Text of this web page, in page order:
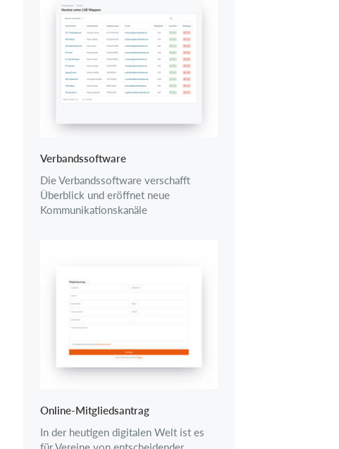
Verbandssoftware
Die Verbandssoftware verschafft
Überblick und eröffnet neue
Kommunikationskanäle
Online-Mitgliedsantrag
In der heutigen digitalen Welt ist es